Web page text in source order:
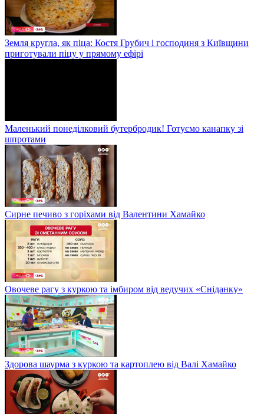
Земля кругла, як піца: Костя Грубич і господиня з Київщини
приготували піцу у прямому ефірі
Маленький понеділковий бутербродик! Готуємо канапку зі
шпротами
Сирне печиво з горіхами від Валентини Хамайко
Овочеве рагу з куркою та імбиром від ведучих «Сніданку»
Здорова шаурма з куркою та картоплею від Валі Хамайко